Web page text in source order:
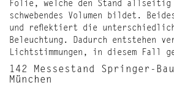
142 Messestand Springer-
München